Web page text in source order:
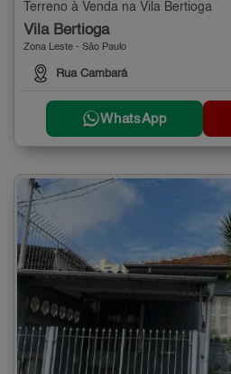
Terreno à Venda na Vila Bertioga
Vila Bertioga
Zona Leste - São Paulo
Rua Cambará
WhatsApp